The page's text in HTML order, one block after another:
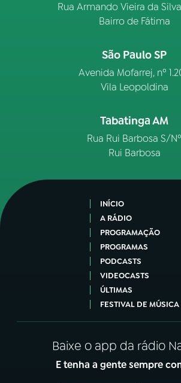
Rua Armando Vieira da
Bairro de Fátima
São Paulo SP
Avenida Mofarrej, nº
Vila Leopoldina
Tabatinga AM
Rua Rui Barbosa S/Nº
Rui Barbosa
INÍCIO
A RÁDIO
PROGRAMAÇÃO
PROGRAMAS
PODCASTS
VIDEOCASTS
ÚLTIMAS
FESTIVAL DE MÚSICA
Baixe o app da rádio
E tenha a gente sempre